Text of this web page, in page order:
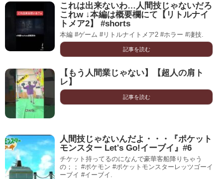
これは出来ないわ…人間技じゃないだろ
これw ↓本編は概要欄にて【リトルナイ
トメア2】 #shorts
本編 #ゲーム #リトルナイトメア2 #ホラー #凄技.
記事を読む
【もう人間業じゃない】【超人の肩ト
レ】
記事を読む
人間技じゃないんだよ・・・『ポケット
モンスター Let's Go!イーブイ』#6
チケット持ってるのになんで豪華客船降りちゃう
の；； #ポケモン #ポケットモンスターレッツゴーイ
ーブイ #イーブイ.